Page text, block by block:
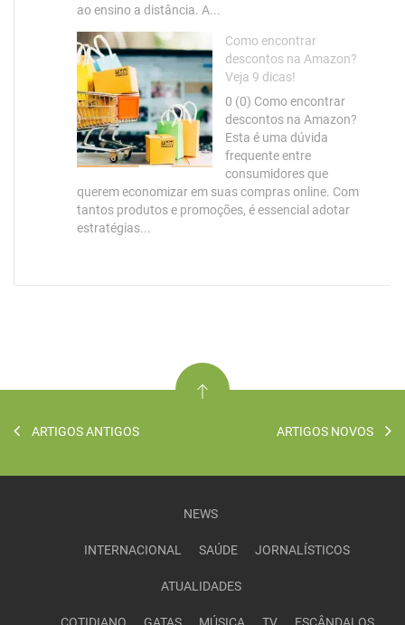
ao ensino a distância. A...
Como encontrar
descontos na Amazon?
Veja 9 dicas!
0 (0) Como encontrar
descontos na Amazon?
Esta é uma dúvida
frequente entre
consumidores que
querem economizar em suas compras online. Com
tantos produtos e promoções, é essencial adotar
estratégias...
ARTIGOS ANTIGOS ARTIGOS NOVOS
NEWS
INTERNACIONAL SAÚDE JORNALÍSTICOS
ATUALIDADES
COTIDIANO GATAS MÚSICA TV ESCÂNDALOS